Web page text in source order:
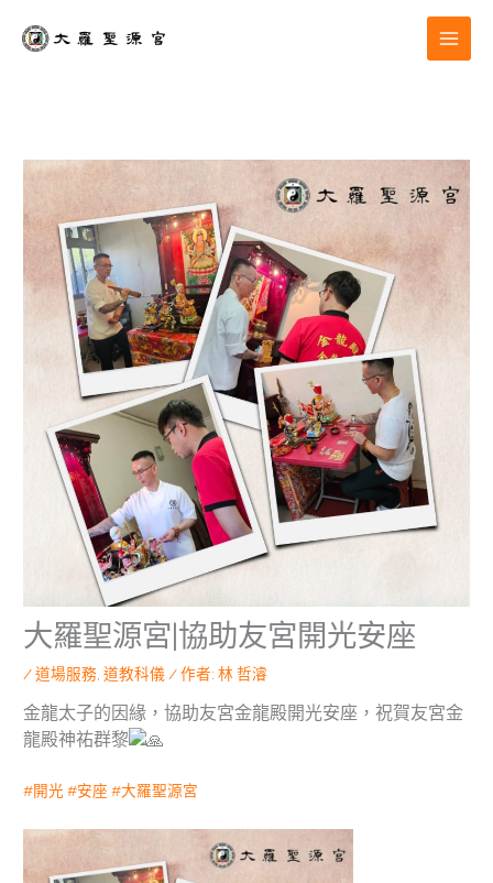
大羅聖源宮|協助友宮開光安座
/道場服務 ,道教科儀 / 作者:林 哲濬
金龍太子的因緣，協助友宮金龍殿開光安座，祝賀友宮金
龍殿神祐群黎
#開光 #安座 #大羅聖源宮